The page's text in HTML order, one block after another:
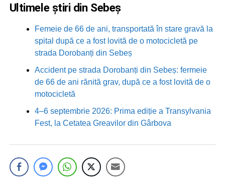
Ultimele știri din Sebeș
Femeie de 66 de ani, transportată în stare gravă la
spital după ce a fost lovită de o motocicletă pe
strada Dorobanți din Sebeș
Accident pe strada Dorobanți din Sebeș: fermeie
de 66 de ani rănită grav, după ce a fost lovită de o
motocicletă
4–6 septembrie 2026: Prima ediție a Transylvania
Fest, la Cetatea Greavilor din Gârbova